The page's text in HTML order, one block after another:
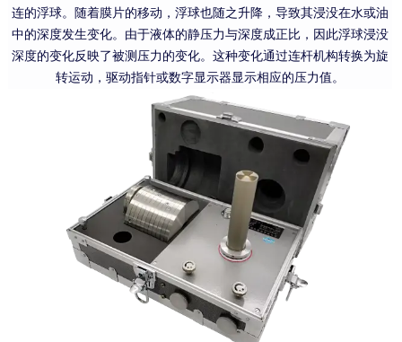
连的浮球。随着膜片的移动，浮球也随之升降，导致其浸没在水或油
中的深度发生变化。由于液体的静压力与深度成正比，因此浮球浸没
深度的变化反映了被测压力的变化。这种变化通过连杆机构转换为旋
转运动，驱动指针或数字显示器显示相应的压力值。